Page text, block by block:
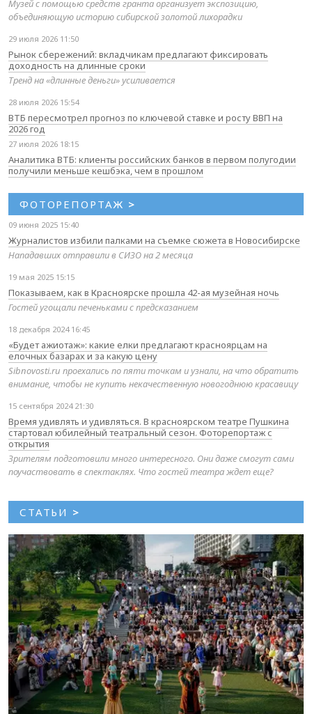
Музей с помощью средств гранта организует экспозицию,
объединяющую историю сибирской золотой лихорадки
29 июля 2026 11:50
Рынок сбережений: вкладчикам предлагают фиксировать
доходность на длинные сроки
Тренд на «длинные деньги» усиливается
28 июля 2026 15:54
ВТБ пересмотрел прогноз по ключевой ставке и росту ВВП на
2026 год
27 июля 2026 18:15
Аналитика ВТБ: клиенты российских банков в первом полугодии
получили меньше кешбэка, чем в прошлом
ФОТОРЕПОРТАЖ >
09 июня 2025 15:40
Журналистов избили палками на съемке сюжета в Новосибирске
Нападавших отправили в СИЗО на 2 месяца
19 мая 2025 15:15
Показываем, как в Красноярске прошла 42-ая музейная ночь
Гостей угощали печеньками с предсказанием
18 декабря 2024 16:45
«Будет ажиотаж»: какие елки предлагают красноярцам на
елочных базарах и за какую цену
Sibnovosti.ru проехались по пяти точкам и узнали, на что обратить
внимание, чтобы не купить некачественную новогоднюю красавицу
15 сентября 2024 21:30
Время удивлять и удивляться. В красноярском театре Пушкина
стартовал юбилейный театральный сезон. Фоторепортаж с
открытия
Зрителям подготовили много интересного. Они даже смогут сами
поучаствовать в спектаклях. Что гостей театра ждет еще?
СТАТЬИ >